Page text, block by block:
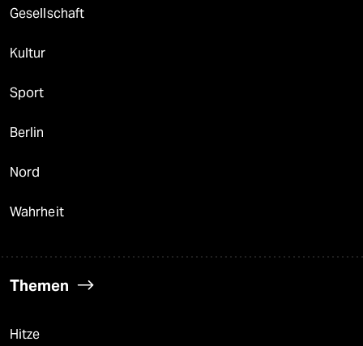
Gesellschaft
Kultur
Sport
Berlin
Nord
Wahrheit
Themen
Hitze